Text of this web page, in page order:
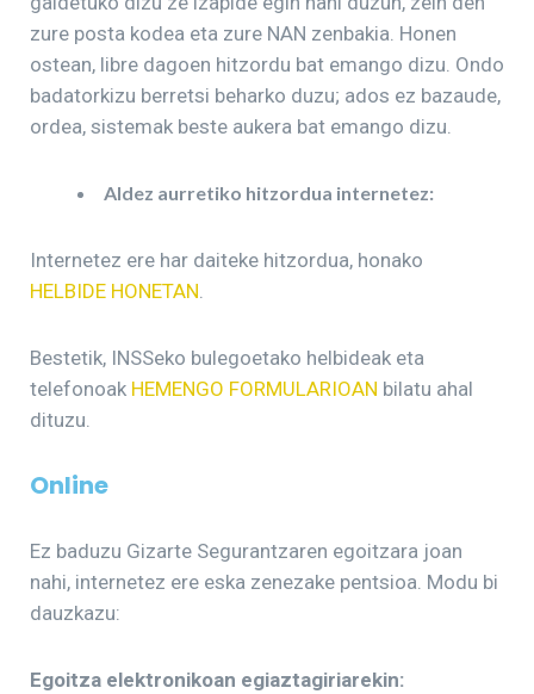
zure posta kodea eta zure NAN zenbakia. Honen
ostean, libre dagoen hitzordu bat emango dizu. Ondo
badatorkizu berretsi beharko duzu; ados ez bazaude,
ordea, sistemak beste aukera bat emango dizu.
Aldez aurretiko hitzordua internetez:
Internetez ere har daiteke hitzordua, honako
HELBIDE HONETAN.
Bestetik, INSSeko bulegoetako helbideak eta
telefonoak HEMENGO FORMULARIOAN bilatu ahal
dituzu.
Online
Ez baduzu Gizarte Segurantzaren egoitzara joan
nahi, internetez ere eska zenezake pentsioa. Modu bi
dauzkazu:
Egoitza elektronikoan egiaztagiriarekin: